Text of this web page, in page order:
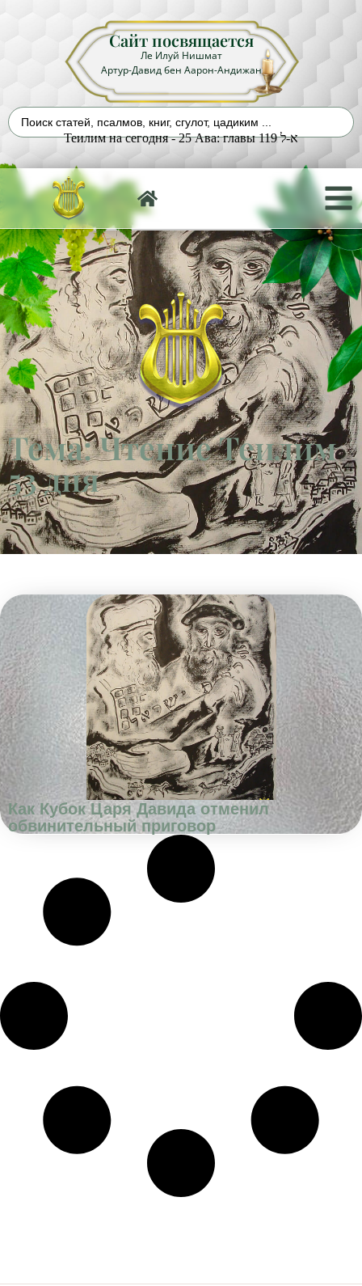
Сайт посвящается
Ле Илуй Нишмат
Артур-Давид бен Аарон-Андижан
Теилим на сегодня - 25 Ава: главы 119 א-ל
Тема: Чтение Теилим
53 дня
Как Кубок Царя Давида отменил
обвинительный приговор